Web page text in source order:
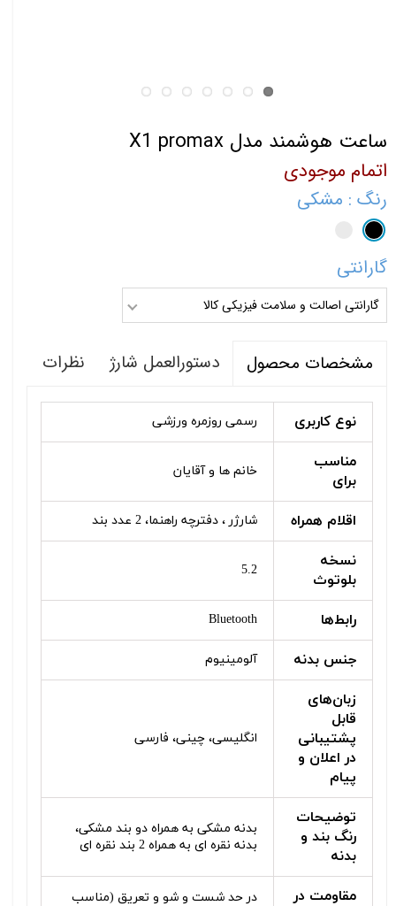
ساعت هوشمند مدل X1 promax
اتمام موجودی
رنگ : مشکی
گارانتی
گارانتی اصالت و سلامت فیزیکی کالا
مشخصات محصول دستورالعمل شارژ نظرات
نوع کاربری رسمی روزمره ورزشی
مناسب
برای
خانم ها و آقایان
اقلام همراه شارژر ، دفترچه راهنما، 2 عدد بند
نسخه
بلوتوث
5.2
رابط‌ها Bluetooth
جنس بدنه آلومینیوم
زبان‌های
قابل
پشتیبانی
در اعلان و
پیام
انگلیسی، چینی، فارسی
توضیحات
رنگ بند و
بدنه
بدنه مشکی به همراه دو بند مشکی،
بدنه نقره ای به همراه 2 بند نقره ای
مقاومت در
در حد شست و شو و تعریق (مناسب